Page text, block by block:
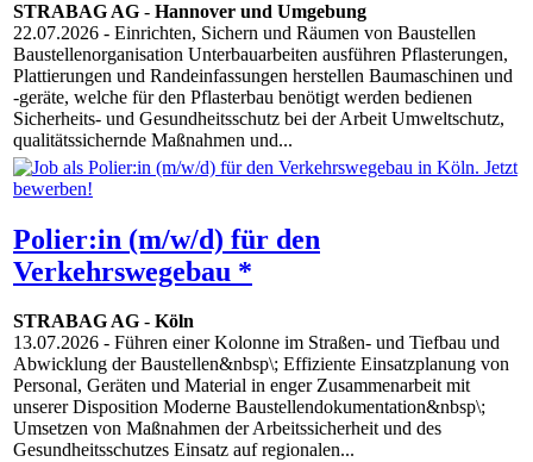
STRABAG AG - Hannover und Umgebung
22.07.2026 - Einrichten, Sichern und Räumen von Baustellen
Baustellenorganisation Unterbauarbeiten ausführen Pflasterungen,
Plattierungen und Randeinfassungen herstellen Baumaschinen und
-geräte, welche für den Pflasterbau benötigt werden bedienen
Sicherheits- und Gesundheitsschutz bei der Arbeit Umweltschutz,
qualitätssichernde Maßnahmen und...
Polier:in (m/w/d) für den
Verkehrswegebau *
STRABAG AG - Köln
13.07.2026 - Führen einer Kolonne im Straßen- und Tiefbau und
Abwicklung der Baustellen&nbsp\; Effiziente Einsatzplanung von
Personal, Geräten und Material in enger Zusammenarbeit mit
unserer Disposition Moderne Baustellendokumentation&nbsp\;
Umsetzen von Maßnahmen der Arbeitssicherheit und des
Gesundheitsschutzes Einsatz auf regionalen...